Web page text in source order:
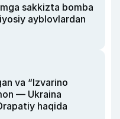
sakkizta bomba
ayblovlardan
va “Izvarino
— Ukraina
haqida